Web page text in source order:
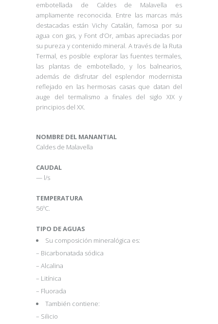
embotellada de Caldes de Malavella es
ampliamente reconocida. Entre las marcas más
destacadas están Vichy Catalán, famosa por su
agua con gas, y Font d’Or, ambas apreciadas por
su pureza y contenido mineral. A través de la Ruta
Termal, es posible explorar las fuentes termales,
las plantas de embotellado, y los balnearios,
además de disfrutar del esplendor modernista
reflejado en las hermosas casas que datan del
auge del termalismo a finales del siglo XIX y
principios del XX.
NOMBRE DEL MANANTIAL
Caldes de Malavella
CAUDAL
— l/s
TEMPERATURA
56ºC.
TIPO DE AGUAS
Su composición mineralógica es:
– Bicarbonatada sódica
– Alcalina
– Litínica
– Fluorada
También contiene:
– Silicio